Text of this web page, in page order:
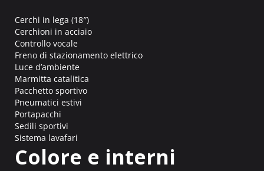
Cerchi in lega (18″)
Cerchioni in acciaio
Controllo vocale
Freno di stazionamento elettrico
Luce d’ambiente
Marmitta catalitica
Pacchetto sportivo
Pneumatici estivi
Portapacchi
Sedili sportivi
Sistema lavafari
Colore e interni